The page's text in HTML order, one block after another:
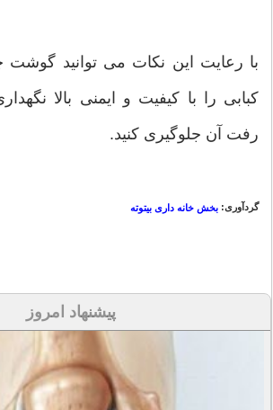
با رعایت این نکات می توانید گوشت
کبابی را با کیفیت و ایمنی بالا
رفت آن جلوگیری کنید.
گردآوری: بخش خانه داری بیتوته
پیشنهاد امروز